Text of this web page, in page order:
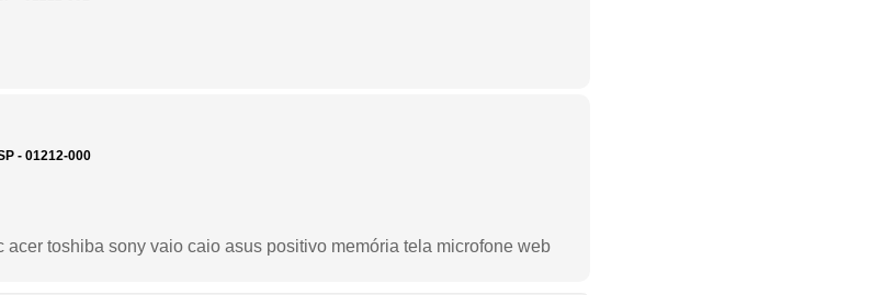
- 01212-000
toshiba sony vaio caio asus positivo memória tela microfone web